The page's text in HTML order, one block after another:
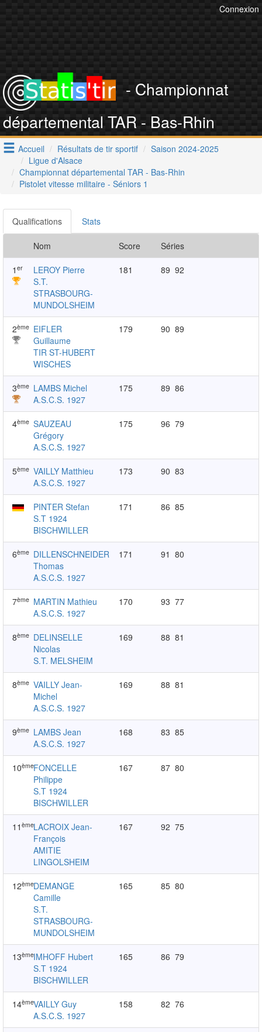
Connexion
- Championnat
départemental TAR - Bas-Rhin
Accueil Résultats de tir sportif
Saison 2024-2025
Ligue d'Alsace
Championnat départemental TAR - Bas-Rhin
Pistolet vitesse militaire - Séniors 1
Qualifications Stats
Nom Score Séries
1 er
LEROY Pierre
S.T.
STRASBOURG-
MUNDOLSHEIM
181 89 92
2ème EIFLER
Guillaume
TIR ST-HUBERT
WISCHES
179 90 89
3ème LAMBS Michel
A.S.C.S. 1927
175 89 86
4ème SAUZEAU
Grégory
A.S.C.S. 1927
175 96 79
5ème VAILLY Matthieu
A.S.C.S. 1927
173 90 83
PINTER Stefan
S.T 1924
BISCHWILLER
171 86 85
6ème DILLENSCHNEIDER
Thomas
A.S.C.S. 1927
171 91 80
7ème MARTIN Mathieu
A.S.C.S. 1927
170 93 77
8ème DELINSELLE
Nicolas
S.T. MELSHEIM
169 88 81
8ème VAILLY Jean-
Michel
A.S.C.S. 1927
169 88 81
9ème LAMBS Jean
A.S.C.S. 1927
168 83 85
10èmeFONCELLE
Philippe
S.T 1924
BISCHWILLER
167 87 80
11 èmeLACROIX Jean-
François
AMITIE
LINGOLSHEIM
167 92 75
12èmeDEMANGE
Camille
S.T.
STRASBOURG-
MUNDOLSHEIM
165 85 80
13èmeIMHOFF Hubert
S.T 1924
BISCHWILLER
165 86 79
14èmeVAILLY Guy
A.S.C.S. 1927
158 82 76